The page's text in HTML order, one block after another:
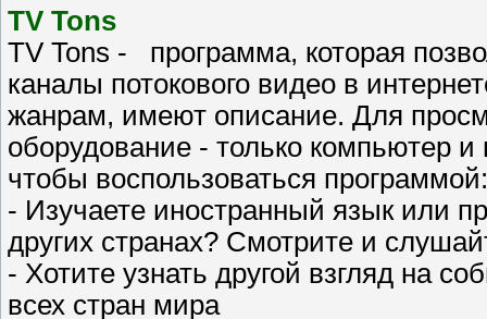
TV Tons
TV Tons - программа, которая
каналы потокового видео в
жанрам, имеют описание. Для
оборудование - только компьютер
чтобы воспользоваться программой:
- Изучаете иностранный язык или
других странах? Смотрите и
- Хотите узнать другой взгляд на
всех стран мира